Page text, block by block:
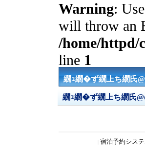
Warning:
will throw an
/home/httpd/
line 1
繝ｭ繝�ず繝上ち繝氏
繝ｭ繝�ず繝上ち繝氏
宿泊予約シス